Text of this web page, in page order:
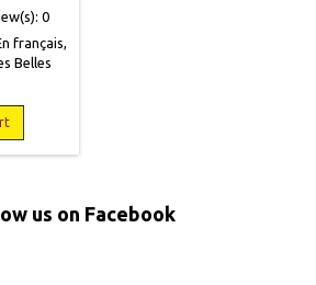
0
français,
Belles
272
us on Facebook